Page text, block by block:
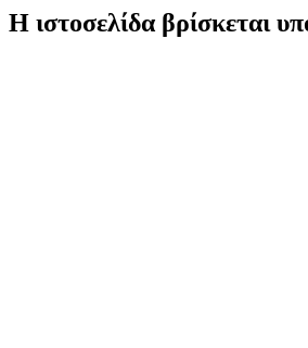
Η ιστοσελίδα βρίσκεται